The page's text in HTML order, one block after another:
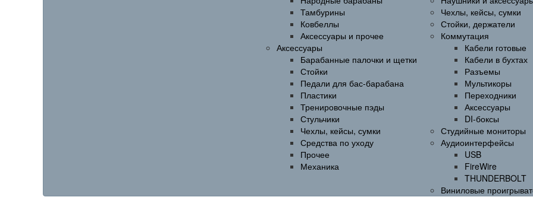
Тамбурины
Ковбеллы
Аксессуары и прочее
Аксессуары
Барабанные палочки и щетки
Стойки
Педали для бас-барабана
Пластики
Тренировочные пэды
Стульчики
Чехлы, кейсы, сумки
Средства по уходу
Прочее
Механика
Чехлы, кейсы, сумки
Стойки, держатели
Коммутация
Кабели готовые
Кабели в бухтах
Разъемы
Мультикоры
Переходники
Аксессуары
DI-боксы
Студийные мониторы
Аудиоинтерфейсы
USB
FireWire
THUNDERBOLT
Виниловые